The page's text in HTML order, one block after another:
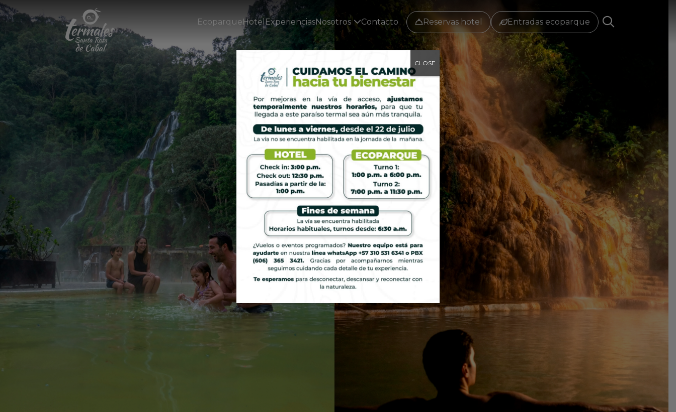
EcoparqueHotel ExperienciasNosotros Contacto Reservas hotel Entradas ecoparque
CLOSE